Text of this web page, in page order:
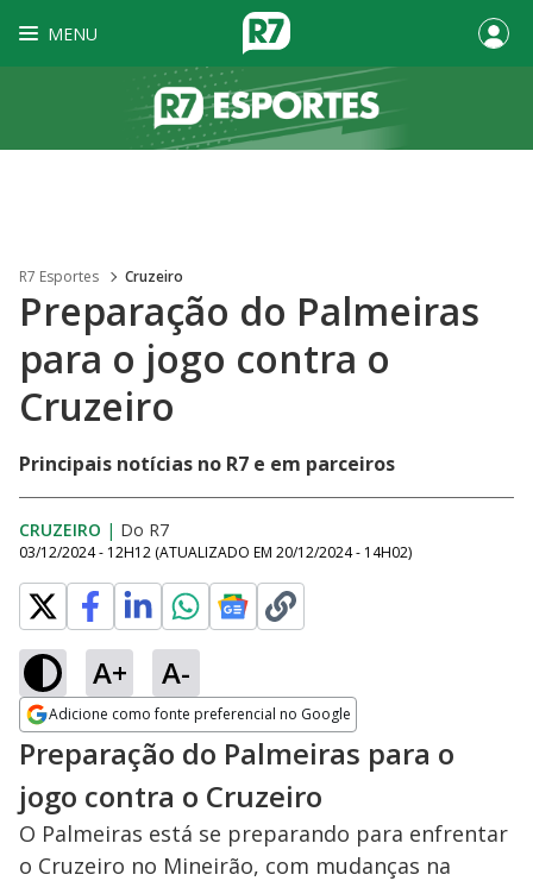
MENU
R7 Esportes Cruzeiro
Preparação do Palmeiras
para o jogo contra o
Cruzeiro
Principais notícias no R7 e em parceiros
CRUZEIRO | Do R7
03/12/2024 - 12H12 (ATUALIZADO EM 20/12/2024 - 14H02)
A+ A-
Adicione como fonte preferencial no Google
Opens in new window
Preparação do Palmeiras para o
jogo contra o Cruzeiro
O Palmeiras está se preparando para enfrentar
o Cruzeiro no Mineirão, com mudanças na